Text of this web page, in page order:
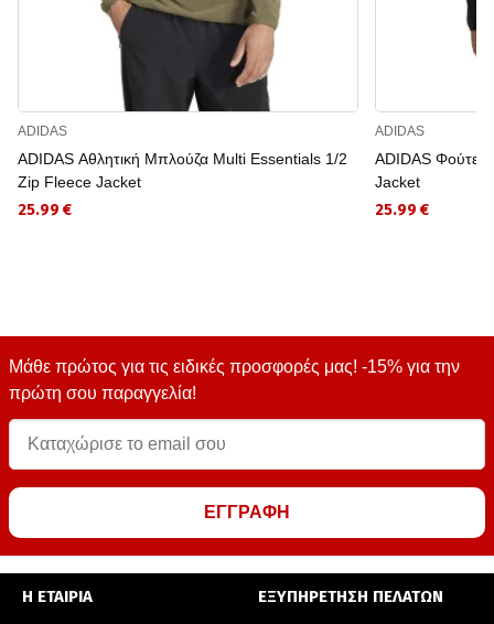
ADIDAS
ADIDAS Αθλητική Μπλούζα Multi Essentials 1/2
Zip Fleece Jacket
25.99 €
ADIDAS
ADIDAS
Jacket
25.99 €
Μάθε πρώτος για τις ειδικές προσφορές μας! -15% για την
πρώτη σου παραγγελία!
ΕΓΓΡΑΦΗ
Η ΕΤΑΙΡΙΑ ΕΞΥΠΗΡΕΤΗΣΗ ΠΕΛΑΤΩΝ